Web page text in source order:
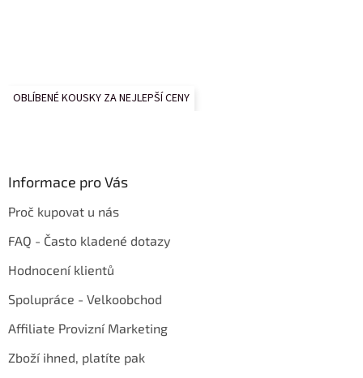
OBLÍBENÉ KOUSKY ZA NEJLEPŠÍ CENY
Informace pro Vás
Proč kupovat u nás
FAQ - Často kladené dotazy
Hodnocení klientů
Spolupráce - Velkoobchod
Affiliate Provizní Marketing
Zboží ihned, platíte pak